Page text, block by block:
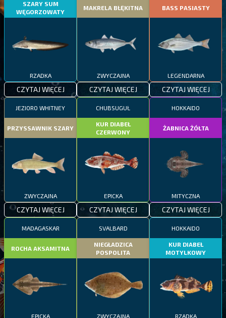
SZARY SUM
WĘGORZOWATY
RZADKA
CZYTAJ WIĘCEJ
MAKRELA BŁĘKITNA
ZWYCZAJNA
CZYTAJ WIĘCEJ
BASS PASIASTY
LEGENDARNA
CZYTAJ WIĘCEJ
JEZIORO WHITNEY
PRZYSSAWNIK SZARY
ZWYCZAJNA
CZYTAJ WIĘCEJ
CHUBSUGUŁ
KUR DIABEŁ
CZERWONY
EPICKA
CZYTAJ WIĘCEJ
HOKKAIDO
ŻABNICA ŻÓŁTA
MITYCZNA
CZYTAJ WIĘCEJ
MADAGASKAR
ROCHA AKSAMITNA
EPICKA
SVALBARD
NIEGŁADZICA
POSPOLITA
ZWYCZAJNA
HOKKAIDO
KUR DIABEŁ
MOTYLKOWY
RZADKA